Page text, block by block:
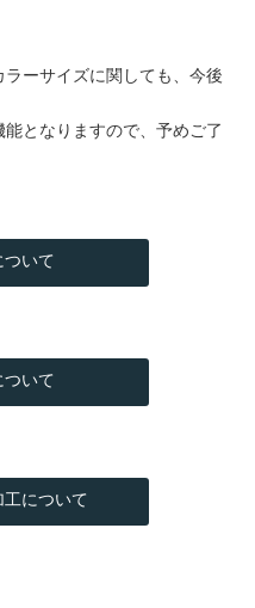
ーサイズに関しても、今後
となりますので、予めご了
ついて
ついて
について